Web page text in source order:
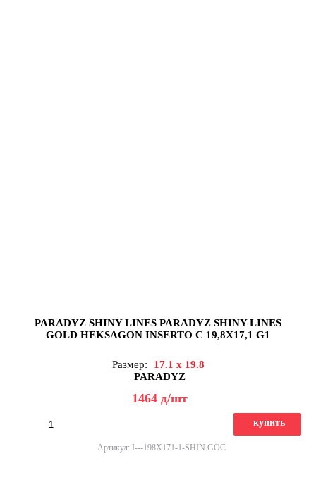
PARADYZ SHINY LINES PARADYZ SHINY LINES
GOLD HEKSAGON INSERTO C 19,8X17,1 G1
Размер:
17.1 x 19.8
PARADYZ
1464 д/шт
купить
Артикул: I---198X171-1-SHIN.GOC